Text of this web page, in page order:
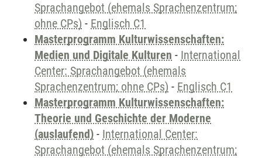
Sprachangebot (ehemals Sprachenzentrum;
ohne CPs) - Englisch C1
Masterprogramm Kulturwissenschaften:
Medien und Digitale Kulturen - International
Center: Sprachangebot (ehemals
Sprachenzentrum; ohne CPs) - Englisch C1
Masterprogramm Kulturwissenschaften:
Theorie und Geschichte der Moderne
(auslaufend) - International Center:
Sprachangebot (ehemals Sprachenzentrum;